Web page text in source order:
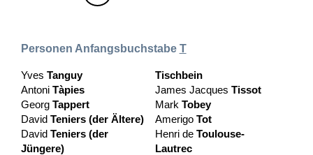
Personen Anfangsbuchstabe T
Yves Tanguy
Antoni Tàpies
Georg Tappert
David Teniers (der Ältere)
David Teniers (der
Jüngere)
Tischbein
James Jacques Tissot
Mark Tobey
Amerigo Tot
Henri de Toulouse-
Lautrec